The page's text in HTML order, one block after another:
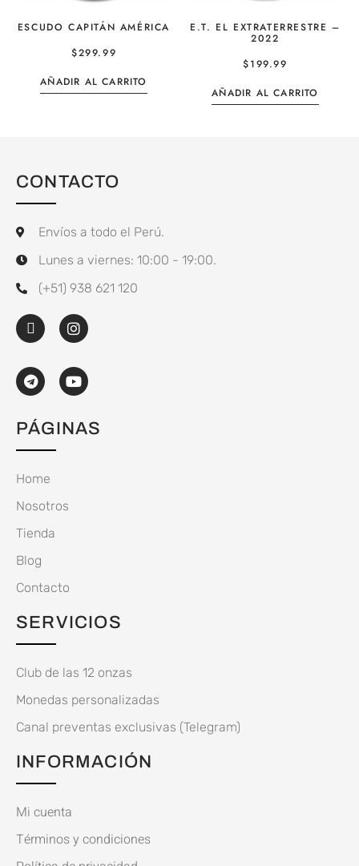
ESCUDO CAPITÁN AMÉRICA
$299.99
AÑADIR AL CARRITO
E.T. EL EXTRATERRESTRE –
2022
$199.99
AÑADIR AL CARRITO
CONTACTO
Envíos a todo el Perú.
Lunes a viernes: 10:00 - 19:00.
(+51) 938 621 120
PÁGINAS
Home
Nosotros
Tienda
Blog
Contacto
SERVICIOS
Club de las 12 onzas
Monedas personalizadas
Canal preventas exclusivas (Telegram)
INFORMACIÓN
Mi cuenta
Términos y condiciones